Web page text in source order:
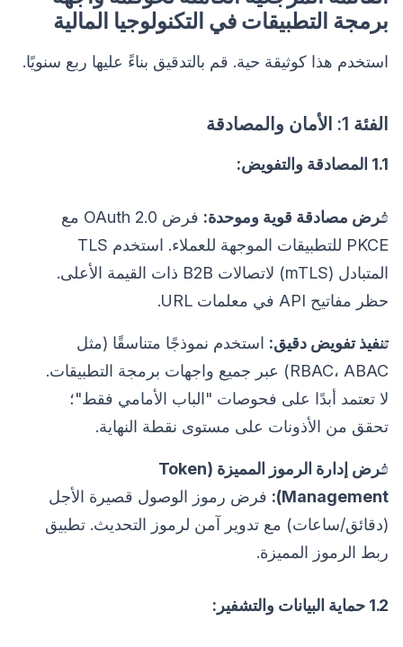
برمجة التطبيقات في التكنولوجيا المالية
استخدم هذا كوثيقة حية. قم بالتدقيق بناءً عليها ربع سنويًا.
الفئة 1: الأمان والمصادقة
1.1 المصادقة والتفويض:
فرض مصادقة قوية وموحدة:
فرض OAuth 2.0 مع
PKCE للتطبيقات الموجهة للعملاء. استخدم TLS
المتبادل (mTLS) لاتصالات B2B ذات القيمة الأعلى.
حظر مفاتيح API في معلمات URL.
تنفيذ تفويض دقيق: استخدم نموذجًا متناسقًا (مثل
RBAC، ABAC) عبر جميع واجهات برمجة التطبيقات.
لا تعتمد أبدًا على فحوصات "الباب الأمامي فقط"؛
تحقق من الأذونات على مستوى نقطة النهاية.
فرض إدارة الرموز المميزة (Token
Management):
فرض رموز الوصول قصيرة الأجل
(دقائق/ساعات) مع تدوير آمن لرموز التحديث. تطبيق
ربط الرموز المميزة.
1.2 حماية البيانات والتشفير: